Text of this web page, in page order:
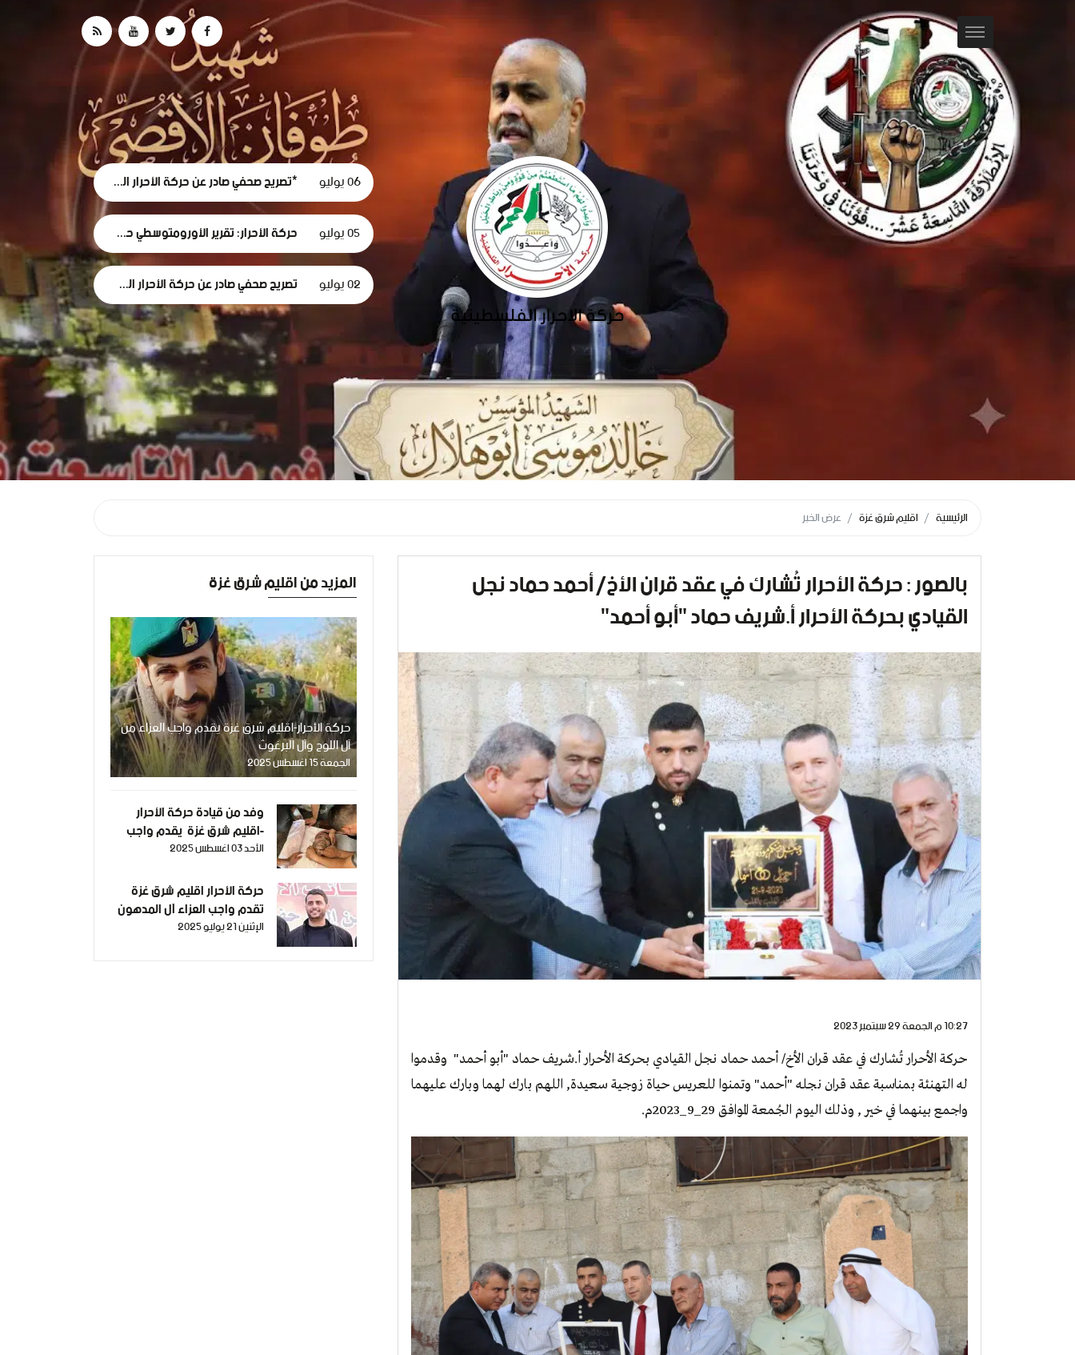
06 يوليو *تصريح صحفي صادر عن حركة الأحرار الفلسطينية حول استقالة لجنة الطوارئ في غزة
05 يوليو حركة الأحرار: تقرير الأورومتوسطي حول استهداف الرموز الطبية في سجون الاحتلال وثيقة إدانة وجريمة حرب موصوفة
02 يوليو تصريح صحفي صادر عن حركة الأحرار الفلسطينية بمناسبة مرور 1000 يومٍ من حرب الإبادة... وفظاعة جرائم الاحتلال في قطاع غزة*
الرئيسية اقليم شرق غزة عرض الخبر
بالصور : حركة الأحرار تُشارك في عقد قران الأخ/ أحمد حماد نجل
القيادي بحركة الأحرار أ.شريف حماد "أبو أحمد"
10:27 م الجمعة 29 سبتمبر 2023
حركة الأحرار تُشارك في عقد قران الأخ/ أحمد حماد نجل القيادي بحركة الأحرار أ.شريف حماد "أبو أحمد" وقدموا
له التهنئة بمناسبة عقد قران نجله "أحمد" وتمنوا للعريس حياة زوجية سعيدة, اللهم بارك لهما وبارك عليهما
واجمع بينهما في خير , وذلك اليوم الجُمعة الموافق 29_9_2023م.
المزيد من اقليم شرق غزة
حركة الأحرار-اقليم شرق غزة يقدم واجب العزاء من
آل اللوح وآل البرغوث
الجمعة 15 اغسطس 2025
وفد من قيادة حركة الأحرار
-اقليم شرق غزة يقدم واجب
العزاء من آل الداهوك
الأحد 03 اغسطس 2025
حركة الأحرار اقليم شرق غزة
تقدم واجب العزاء آل المدهون
الإثنين 21 يوليو 2025